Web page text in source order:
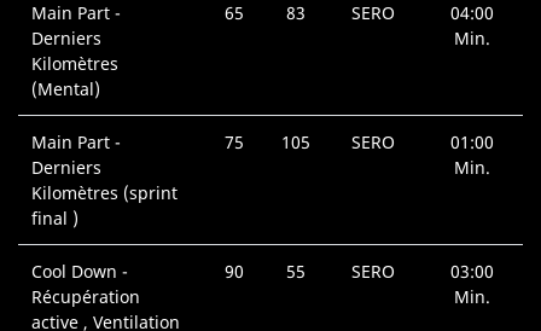
Main Part -
Derniers
Kilomètres
(Mental)
65 83 SERO
04:00
Min.
Main Part -
Derniers
Kilomètres (sprint
final )
75 105 SERO
01:00
Min.
Cool Down -
Récupération
active , Ventilation
90 55 SERO
03:00
Min.